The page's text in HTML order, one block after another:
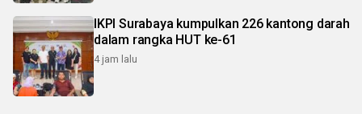
IKPI Surabaya kumpulkan 226 kantong darah
dalam rangka HUT ke-61
4 jam lalu